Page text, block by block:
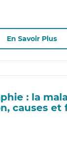
En Savoir Plus
: la
causes et